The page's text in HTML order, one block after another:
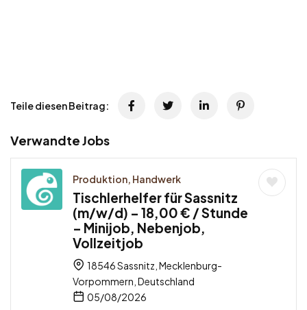
Teile diesen Beitrag:
Verwandte Jobs
Produktion, Handwerk
Tischlerhelfer für Sassnitz
(m/w/d) – 18,00 € / Stunde
– Minijob, Nebenjob,
Vollzeitjob
18546 Sassnitz, Mecklenburg-
Vorpommern, Deutschland
05/08/2026